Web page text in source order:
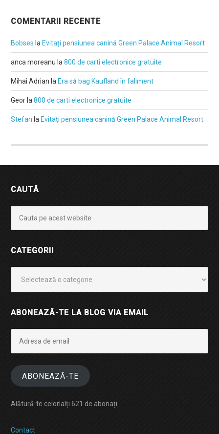
COMENTARII RECENTE
Bobses la Evitați pensiunea canină Green Palace Animal Resort
anca moreanu la800 de carti electronice gratuite
Mihai Adrian la Era să bag Kaufland în faliment
Geor la800 de carti electronice gratuite
Stefan la Evitați pensiunea canină Green Palace Animal Resort
CAUTĂ
CATEGORII
ABONEAZĂ-TE LA BLOG VIA EMAIL
email
ABONEAZĂ-TE
Alătură-te celorlalți 621 de abonați.
Contact